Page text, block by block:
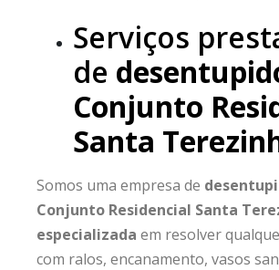
Serviços
de
Conjunto
Santa
Somos uma empresa de
Conjunto Residencial Santa
especializada em resolver
com ralos, encanamento, vasos